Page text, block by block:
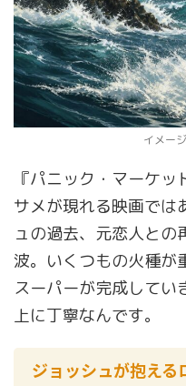
イメー
『パニック・マーケ
サメが現れる映画では
ュの過去、元恋人と
波。いくつもの火種が
スーパーが完成してい
上に丁寧なんです。
ジョッシュが抱える